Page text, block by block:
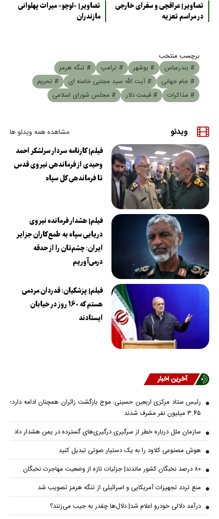
تصاویر| عراقچی و سفرای خارجی
در مراسم تعزیه
تصاویر| «لوچو» میراث پهلوانی
مازندران
برچسب منتخب
# بندرعباس
# بوشهر # ترامپ
# تنگه هرمز
# جام جهانی
# آیت الله سید مجتبی خامنه ای
# تحریم
# مذاکرات
# قیمت دلار # مجلس شورای اسلامی
ویدئو مشاهده همه ویدئو ها
فیلم| کارنامه سردار سرلشکر احمد
وحیدی از فرماندهی نیروی قدس
تا فرماندهی کل سپاه
فیلم| هشدار فرمانده نیروی
دریایی سپاه به طمع‌کاران جزایر
ایران: چشم‌تان را از حدقه
درمی‌آوریم
فیلم| پزشکیان: قدردان مردمی
هستم که ۱۶۰ روز در خیابان
ایستادند
آخرین اخبار
رئیس ستاد مرکزی اربعین حسینی: موج بازگشت زائران همچنان ادامه دارد؛
۳.۴۵ میلیون نفر مشرف شدند
سازمان ملل درباره خطر از سرگیری درگیری‌های گسترده در یمن هشدار داد
هوش مصنوعی کلاود را به یک دستیار صوتی تبدیل کنید
۸۰ درصد نخبگان کشور ماندند| جزئیات تازه از وضعیت مهاجرت نخبگان
منع تردد تجهیزات آمریکایی و اسرائیلی از تنگه هرمز تصویب شد
درآمد دلالی خودرو اعلام شد| دلال‌ها چقدر به جیب می‌زنند؟